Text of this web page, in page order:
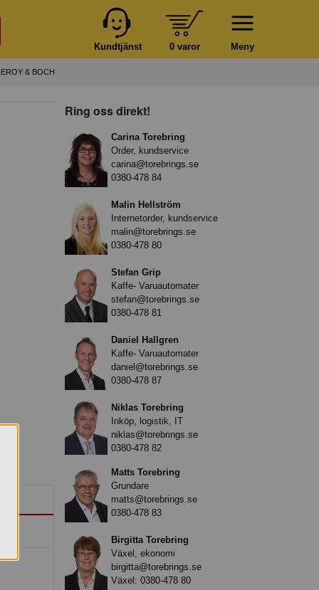
Meny
0 varor
Kundtjänst
& BOCH
Ring oss direkt!
Carina Torebring
Order, kundservice
carina@torebrings.se
0380-478 84
Malin Hellström
Internetorder, kundservice
malin@torebrings.se
0380-478 80
Stefan Grip
Kaffe- Varuautomater
stefan@torebrings.se
0380-478 81
Daniel Hallgren
Kaffe- Varuautomater
daniel@torebrings.se
0380-478 87
Niklas Torebring
Inköp, logistik, IT
niklas@torebrings.se
0380-478 82
Matts Torebring
Grundare
matts@torebrings.se
0380-478 83
Birgitta Torebring
Växel, ekonomi
birgitta@torebrings.se
Växel: 0380-478 80